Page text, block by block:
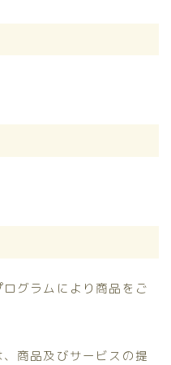
グラムにより商品をご
商品及びサービスの提